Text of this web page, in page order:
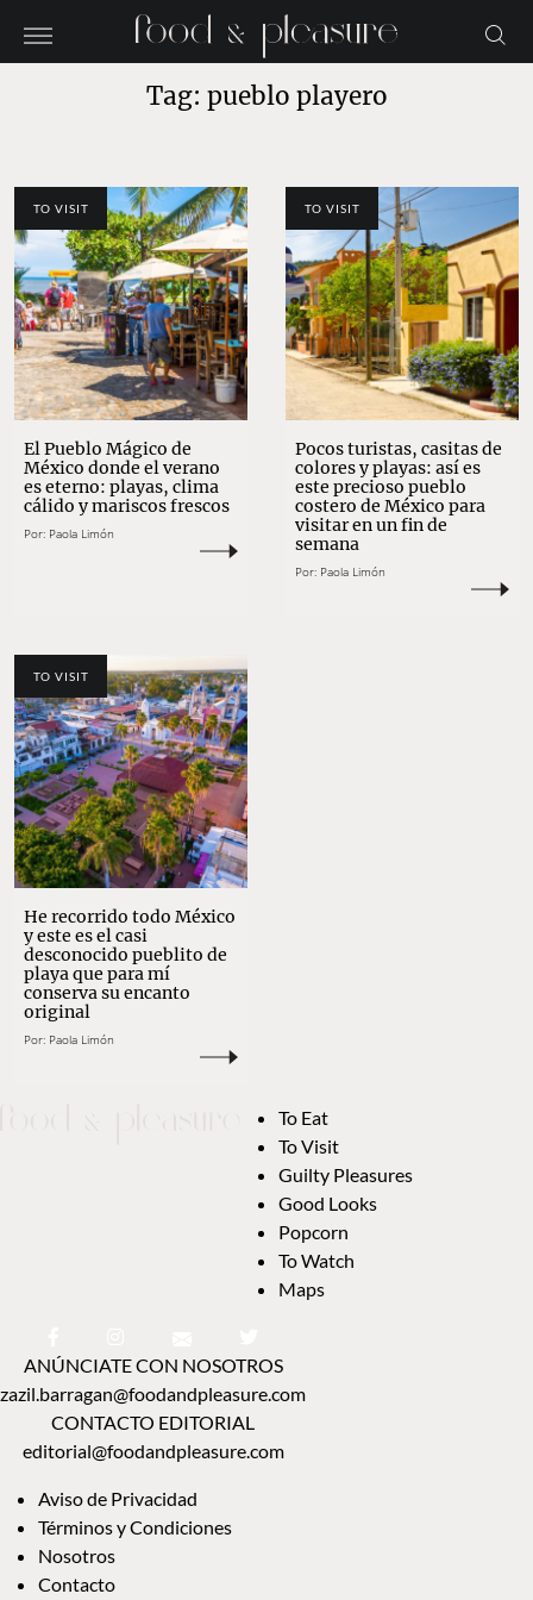
Tag: pueblo playero
TO VISIT
El Pueblo Mágico de
México donde el verano
es eterno: playas, clima
cálido y mariscos frescos
Por: Paola Limón
TO VISIT
Pocos turistas, casitas de
colores y playas: así es
este precioso pueblo
costero de México para
visitar en un fin de
semana
Por: Paola Limón
TO VISIT
He recorrido todo México
y este es el casi
desconocido pueblito de
playa que para mí
conserva su encanto
original
Por: Paola Limón
To Eat
To Visit
Guilty Pleasures
Good Looks
Popcorn
To Watch
Maps
ANÚNCIATE CON NOSOTROS
zazil.barragan@foodandpleasure.com
CONTACTO EDITORIAL
editorial@foodandpleasure.com
Aviso de Privacidad
Términos y Condiciones
Nosotros
Contacto